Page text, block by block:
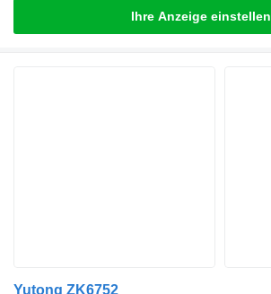
Ihre Anzeige einstellen
Yutong ZK6752